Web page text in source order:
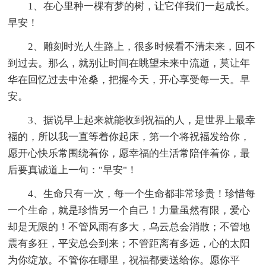
1、在心里种一棵有梦的树，让它伴我们一起成长。
早安！
2、雕刻时光人生路上，很多时候看不清未来，回不
到过去。那么，就别让时间在眺望未来中流逝，莫让年
华在回忆过去中沧桑，把握今天，开心享受每一天。早
安。
3、据说早上起来就能收到祝福的人，是世界上最幸
福的，所以我一直等着你起床，第一个将祝福发给你，
愿开心快乐常围绕着你，愿幸福的生活常陪伴着你，最
后要真诚道上一句："早安"！
4、生命只有一次，每一个生命都非常珍贵！珍惜每
一个生命，就是珍惜另一个自己！力量虽然有限，爱心
却是无限的！不管风雨有多大，乌云总会消散；不管地
震有多狂，平安总会到来；不管距离有多远，心的太阳
为你绽放。不管你在哪里，祝福都要送给你。愿你平